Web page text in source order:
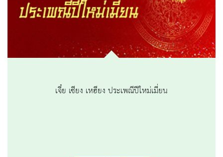
เจี๋ย เซียง เหฮียง ประเพณีปีใหม่เมี่ยน